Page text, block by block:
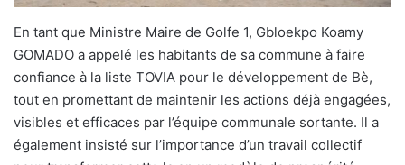
En tant que Ministre Maire de Golfe 1, Gbloekpo Koamy
GOMADO a appelé les habitants de sa commune à faire
confiance à la liste TOVIA pour le développement de Bè,
tout en promettant de maintenir les actions déjà engagées,
visibles et efficaces par l’équipe communale sortante. Il a
également insisté sur l’importance d’un travail collectif